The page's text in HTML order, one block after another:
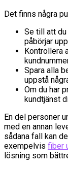
Det finns några
Se till att
påbörjar
Kontrollera
Spara alla
uppstå
Om du har
kundtjänst
En del personer
med en annan
sådana fall kan
exempelvis fiber
lösning som